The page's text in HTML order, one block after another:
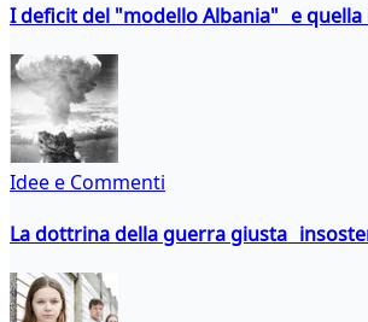
I deficit del "modello Albania" e
Idee e Commenti
La dottrina della guerra giusta